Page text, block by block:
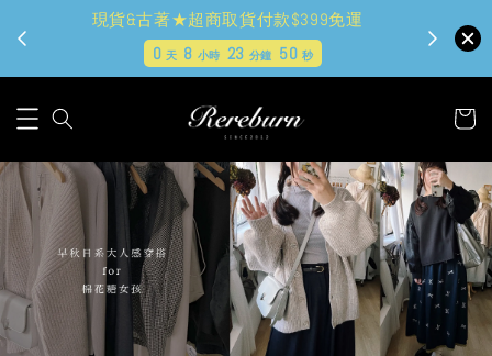
現貨&古著★超商取貨付款$399免運
0 天 8 小時 23 分鐘 49 秒